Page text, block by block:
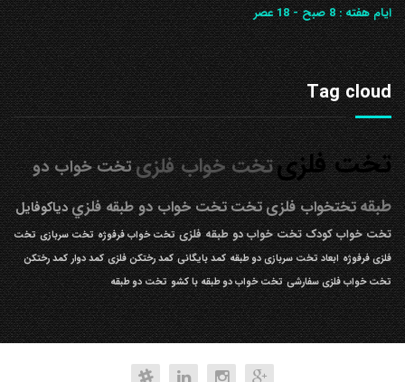
ایام هفته :8 صبح - 18 عصر
Tag cloud
تخت فلزیتخت خواب فلزیتخت خواب دو
طبقه تختخواب فلزیتختتخت خواب دو طبقه فلزيدیاکوفایل
تخت خواب کودک تخت خواب دو طبقه فلزی تخت خواب فرفوژه تخت سربازی تخت
فلزی فرفوژه ابعاد تخت سربازی دو طبقه کمد بایگانی کمد رختکن فلزی کمد دوار کمد رختکن
تخت خواب فلزی سفارشی تخت خواب دو طبقه با کشو تخت دو طبقه